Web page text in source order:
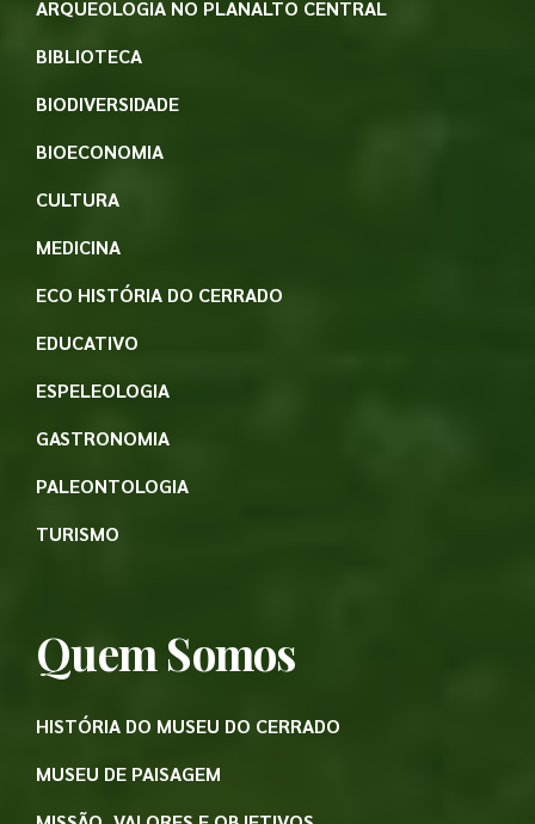
ARQUEOLOGIA NO PLANALTO CENTRAL
BIBLIOTECA
BIODIVERSIDADE
BIOECONOMIA
CULTURA
MEDICINA
ECO HISTÓRIA DO CERRADO
EDUCATIVO
ESPELEOLOGIA
GASTRONOMIA
PALEONTOLOGIA
TURISMO
Quem Somos
HISTÓRIA DO MUSEU DO CERRADO
MUSEU DE PAISAGEM